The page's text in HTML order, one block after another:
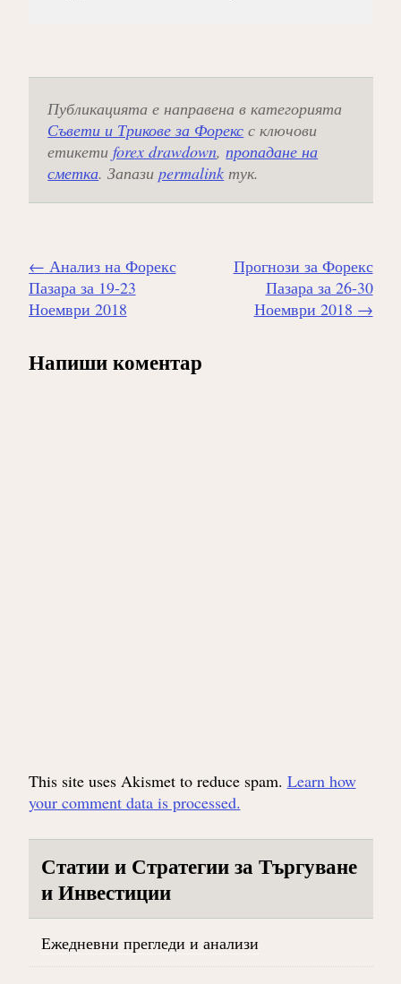
Публикацията е направена в категорията
Съвети и Трикове за Форекс с ключови
етикетиforex drawdown, пропадане на
сметка. Запазиpermalink тук.
Навигиране
на
публикацията
← Анализ на Форекс
Пазара за 19-23
Ноември 2018
Прогнози за Форекс
Пазара за 26-30
Ноември 2018 →
Напиши коментар
This site uses Akismet to reduce spam. Learn how
your comment data is processed.
Статии и Стратегии за Търгуване
и Инвестиции
Ежедневни прегледи и анализи